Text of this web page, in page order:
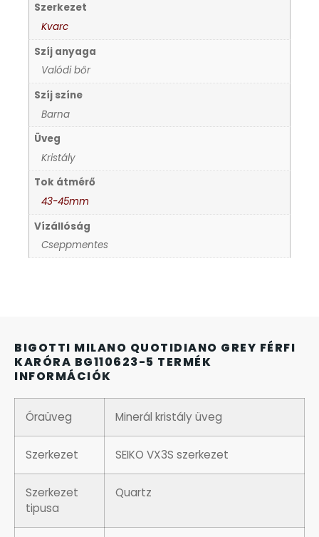
Szerkezet
Kvarc
Szíj anyaga
Valódi bőr
Szíj színe
Barna
Üveg
Kristály
Tok átmérő
43-45mm
Vízállóság
Cseppmentes
BIGOTTI MILANO QUOTIDIANO GREY FÉRFI
KARÓRA BG110623-5 TERMÉK
INFORMÁCIÓK
Óraüveg Minerál kristály üveg
Szerkezet SEIKO VX3S szerkezet
Szerkezet
tipusa
Quartz
ICE WATCH
KANDALLÓÓRÁK
KENNETH COLE
LORUS
LOTUS STYLE
MÁRKÁS KARÓRA SZÍJAK
MASERATI
OKOSÓRÁK
ÖNGYÚJTÓK
ÓRAFORGATÓK
ÓRÁS GÉPEK
ÓRATARTÓ DOBOZOK